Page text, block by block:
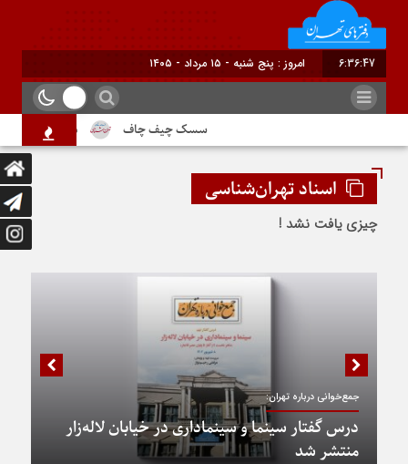
6:36:48 برابر با : Thursda
سسک چیف چاف دم جنبانک ابلق
اسناد تهران‌شناسی
چیزی یافت نشد !
جمع‌خوانی درباره تهران:
درس گفتار سینما و سینماداری در خیابان لاله‌زار
منتشر شد